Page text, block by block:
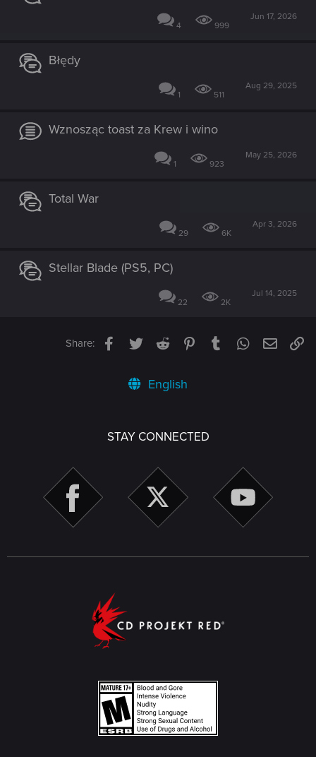
4 999
Jun 17, 2026
Błędy
1 511
Aug 29, 2025
Wznosząc toast za Krew i wino
1 923
May 25, 2026
Total War
29 6K
Apr 3, 2026
Stellar Blade (PS5, PC)
22 2K
Jul 14, 2025
Share: Facebook
TwitterReddit PinterestTumblrWhatsApp
Email
English
STAY CONNECTED